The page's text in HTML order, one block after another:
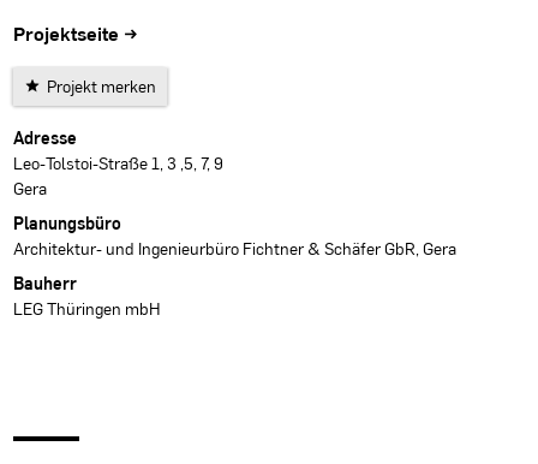
Projektseite →
Projekt merken
Projektdaten
Adresse
Leo-Tolstoi-Straße 1, 3 ,5, 7, 9
Gera
Planungsbüro
Architektur- und Ingenieurbüro Fichtner & Schäfer GbR, Gera
Bauherr
LEG Thüringen mbH